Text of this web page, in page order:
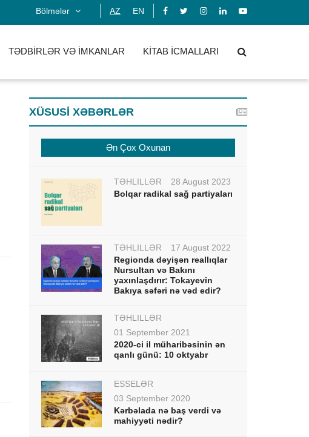
Bölmələr AZ EN
TƏDBİRLƏR VƏ İMKANLAR KİTAB İCMALLARI
XÜSUSİ XƏBƏRLƏR
Ən Çox Oxunan
TƏHLİLLƏR
28 August 2023
Bolqar radikal sağ partiyaları
TƏHLİLLƏR
17 August 2022
Regionda dəyişən reallıqlar
Nursultan və Bakını
yaxınlaşdırır: Tokayevin
Bakıya səfəri nə vəd edir?
TƏHLİLLƏR
01 September 2021
2020-ci il müharibəsinin ən
qanlı günü: 10 oktyabr
ESSELƏR
03 September 2020
Kərbəlada nə baş verdi və
mahiyyəti nədir?